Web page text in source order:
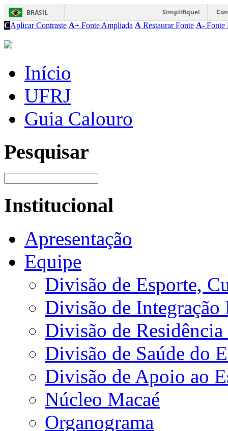
BRASIL Simplifique!
CAplicar Contraste A+ Fonte Ampliada A Restaurar Fonte A- Fonte
Início
UFRJ
Guia Calouro
Pesquisar
Institucional
Apresentação
Equipe
Divisão de Esporte,
Divisão de Integração
Divisão de
Divisão de Saúde do
Divisão de Apoio ao
Núcleo Macaé
Organograma